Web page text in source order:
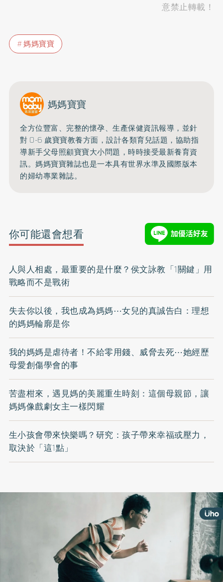
意禁止轉載！
媽媽寶寶
媽媽寶寶
全方位豐富、完整的懷孕、生產保健資訊報導，並針
對 0-6 歲寶寶教養方面，設計各類育兒話題，協助指
導新手父母照顧寶寶大小問題，時時接受最新養育資
訊。媽媽寶寶雜誌也是一本具有世界水準及國際版本
的婦幼專業雜誌。
你可能還會想看
人與人相處，最重要的是什麼？侯文詠教「1關鍵」用
戰略而不是戰術
失去你以後，我也成為媽媽⋯女兒的真誠告白：理想
的媽媽輪廓是你
我的媽媽是虐待者！不給零用錢、威脅去死⋯她經歷
母愛創傷學會的事
苦盡柑來，遇見媽的美麗重生時刻：這個母親節，讓
媽媽像戲劇女主一樣閃耀
生小孩會帶來快樂嗎？研究：孩子帶來幸福或壓力，
取決於「這1點」